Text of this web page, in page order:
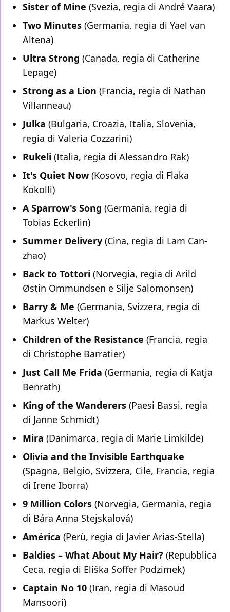
Sister of Mine (Svezia, regia di André Vaara)
Two Minutes (Germania, regia di Yael van
Altena)
Ultra Strong (Canada, regia di Catherine
Lepage)
Strong as a Lion (Francia, regia di Nathan
Villanneau)
Julka (Bulgaria, Croazia, Italia, Slovenia,
regia di Valeria Cozzarini)
Rukeli (Italia, regia di Alessandro Rak)
It's Quiet Now (Kosovo, regia di Flaka
Kokolli)
A Sparrow's Song (Germania, regia di
Tobias Eckerlin)
Summer Delivery (Cina, regia di Lam Can-
zhao)
Back to Tottori (Norvegia, regia di Arild
Østin Ommundsen e Silje Salomonsen)
Barry & Me (Germania, Svizzera, regia di
Markus Welter)
Children of the Resistance (Francia, regia
di Christophe Barratier)
Just Call Me Frida (Germania, regia di Katja
Benrath)
King of the Wanderers (Paesi Bassi, regia
di Janne Schmidt)
Mira (Danimarca, regia di Marie Limkilde)
Olivia and the Invisible Earthquake
(Spagna, Belgio, Svizzera, Cile, Francia, regia
di Irene Iborra)
9 Million Colors (Norvegia, Germania, regia
di Bára Anna Stejskalová)
América (Perù, regia di Javier Arias-Stella)
Baldies – What About My Hair? (Repubblica
Ceca, regia di Eliška Soffer Podzimek)
Captain No 10 (Iran, regia di Masoud
Mansoori)